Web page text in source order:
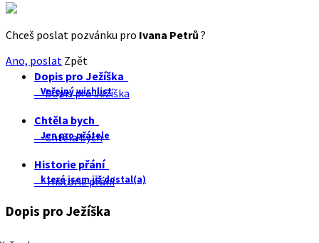
Chceš poslat pozvánku pro Ivana Petrů ?
Ano, poslat Zpět
Dopis pro Ježíška
Veřejný wishlist
Dopis pro Ježíška
Chtěla bych
Jen pro přátele
Chtěla bych
Historie přání
které jsem již dostal(a)
Historie přání
Dopis pro Ježíška